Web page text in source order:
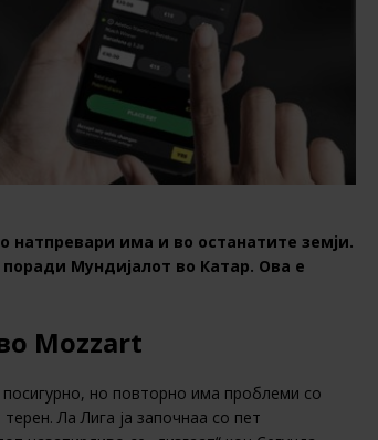
натпревари има и во останатите земји.
Мундијалот во Катар. Ова е
Mozzart
но повторно има проблеми со
Ла Лига ја започнаа со пет